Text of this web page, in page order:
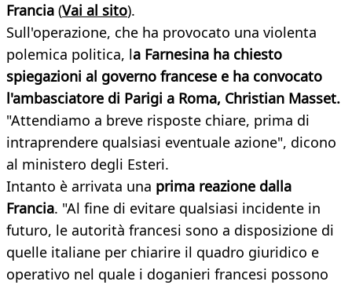
Francia (Vai al sito).
Sull'operazione, che ha provocato una violenta
polemica politica, la Farnesina ha chiesto
spiegazioni al governo francese e ha convocato
l'ambasciatore di Parigi a Roma, Christian Masset.
"Attendiamo a breve risposte chiare, prima di
intraprendere qualsiasi eventuale azione", dicono
al ministero degli Esteri.
Intanto è arrivata una prima reazione dalla
Francia. "Al fine di evitare qualsiasi incidente in
futuro, le autorità francesi sono a disposizione di
quelle italiane per chiarire il quadro giuridico e
operativo nel quale i doganieri francesi possono